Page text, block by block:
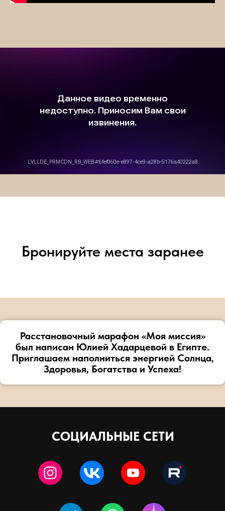
Бронируйте места заранее
Расстановочный марафон «Моя миссия»
был написан Юлией Хадарцевой в Египте.
Приглашаем наполниться энергией Солнца,
Здоровья, Богатства и Успеха!
СОЦИАЛЬНЫЕ СЕТИ